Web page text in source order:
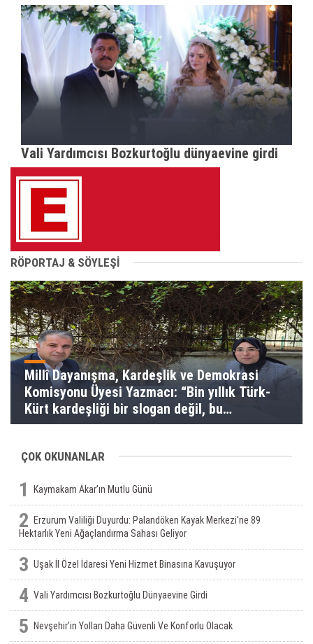
Vali Yardımcısı Bozkurtoğlu dünyaevine girdi
RÖPORTAJ & SÖYLEŞİ
Millî Dayanışma, Kardeşlik ve Demokrasi
Komisyonu Üyesi Yazmacı: “Bin yıllık Türk-
Kürt kardeşliği bir slogan değil, bu
toprakların gerçeğidir”
ÇOK OKUNANLAR
1 Kaymakam Akar’ın Mutlu Günü
2
Erzurum Valiliği Duyurdu: Palandöken Kayak Merkezi'ne 89
Hektarlık Yeni Ağaçlandırma Sahası Geliyor
3 Uşak İl Özel İdaresi Yeni Hizmet Binasına Kavuşuyor
4 Vali Yardımcısı Bozkurtoğlu Dünyaevine Girdi
5 Nevşehir’in Yolları Daha Güvenli Ve Konforlu Olacak